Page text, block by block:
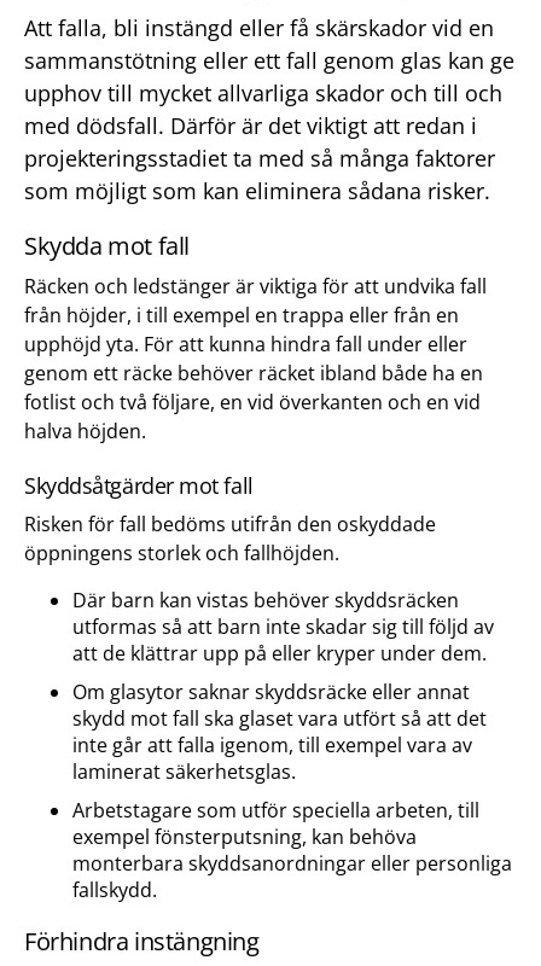
Att falla, bli instängd eller få skärskador vid en
sammanstötning eller ett fall genom glas kan ge
upphov till mycket allvarliga skador och till och
med dödsfall. Därför är det viktigt att redan i
projekteringsstadiet ta med så många faktorer
som möjligt som kan eliminera sådana risker.
Skydda mot fall
Räcken och ledstänger är viktiga för att undvika fall
från höjder, i till exempel en trappa eller från en
upphöjd yta. För att kunna hindra fall under eller
genom ett räcke behöver räcket ibland både ha en
fotlist och två följare, en vid överkanten och en vid
halva höjden.
Skyddsåtgärder mot fall
Risken för fall bedöms utifrån den oskyddade
öppningens storlek och fallhöjden.
Där barn kan vistas behöver skyddsräcken
utformas så att barn inte skadar sig till följd av
att de klättrar upp på eller kryper under dem.
Om glasytor saknar skyddsräcke eller annat
skydd mot fall ska glaset vara utfört så att det
inte går att falla igenom, till exempel vara av
laminerat säkerhetsglas.
Arbetstagare som utför speciella arbeten, till
exempel fönsterputsning, kan behöva
monterbara skyddsanordningar eller personliga
fallskydd.
Förhindra instängning